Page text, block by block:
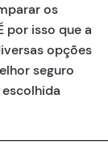
os
por isso que a
opções
seguro